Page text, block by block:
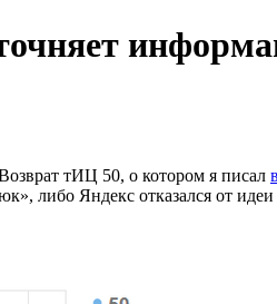
тИЦ 50, о котором я писал
либо Яндекс отказался от